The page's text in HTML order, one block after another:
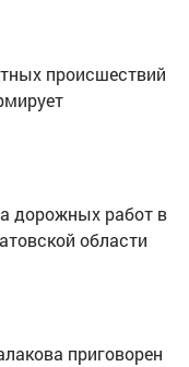
происшествий
дорожных работ в
области
приговорен